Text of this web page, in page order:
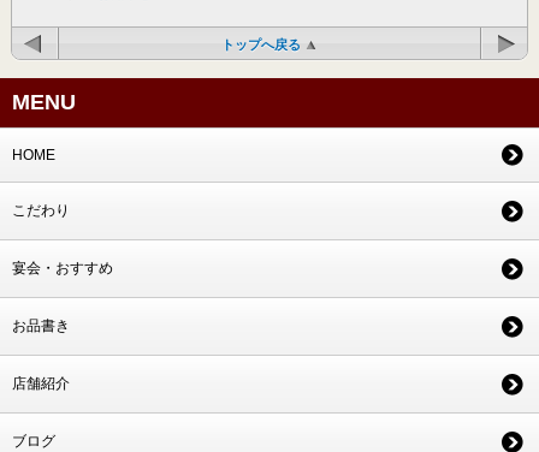
トップへ戻る
MENU
HOME
こだわり
宴会・おすすめ
お品書き
店舗紹介
ブログ